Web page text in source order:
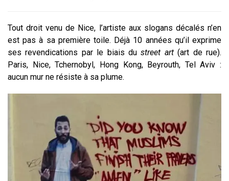
Tout droit venu de Nice, l’artiste aux slogans décalés n’en
est pas à sa première toile. Déjà 10 années qu’il exprime
ses revendications par le biais dustreet art(art de rue).
Paris, Nice, Tchernobyl, Hong Kong, Beyrouth, Tel Aviv :
aucun mur ne résiste à sa plume.